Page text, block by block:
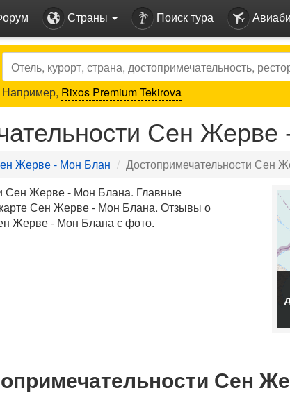
Страны Поиск тура
Search
Например, Rixos Premium Tekirova
Сен
Жерве - Мон Блан Достопримечательности Сен
Сен Жерве - Мон Блана. Главные
карте Сен Жерве - Мон Блана. Отзывы о
Жерве - Мон Блана с фото.
Сен